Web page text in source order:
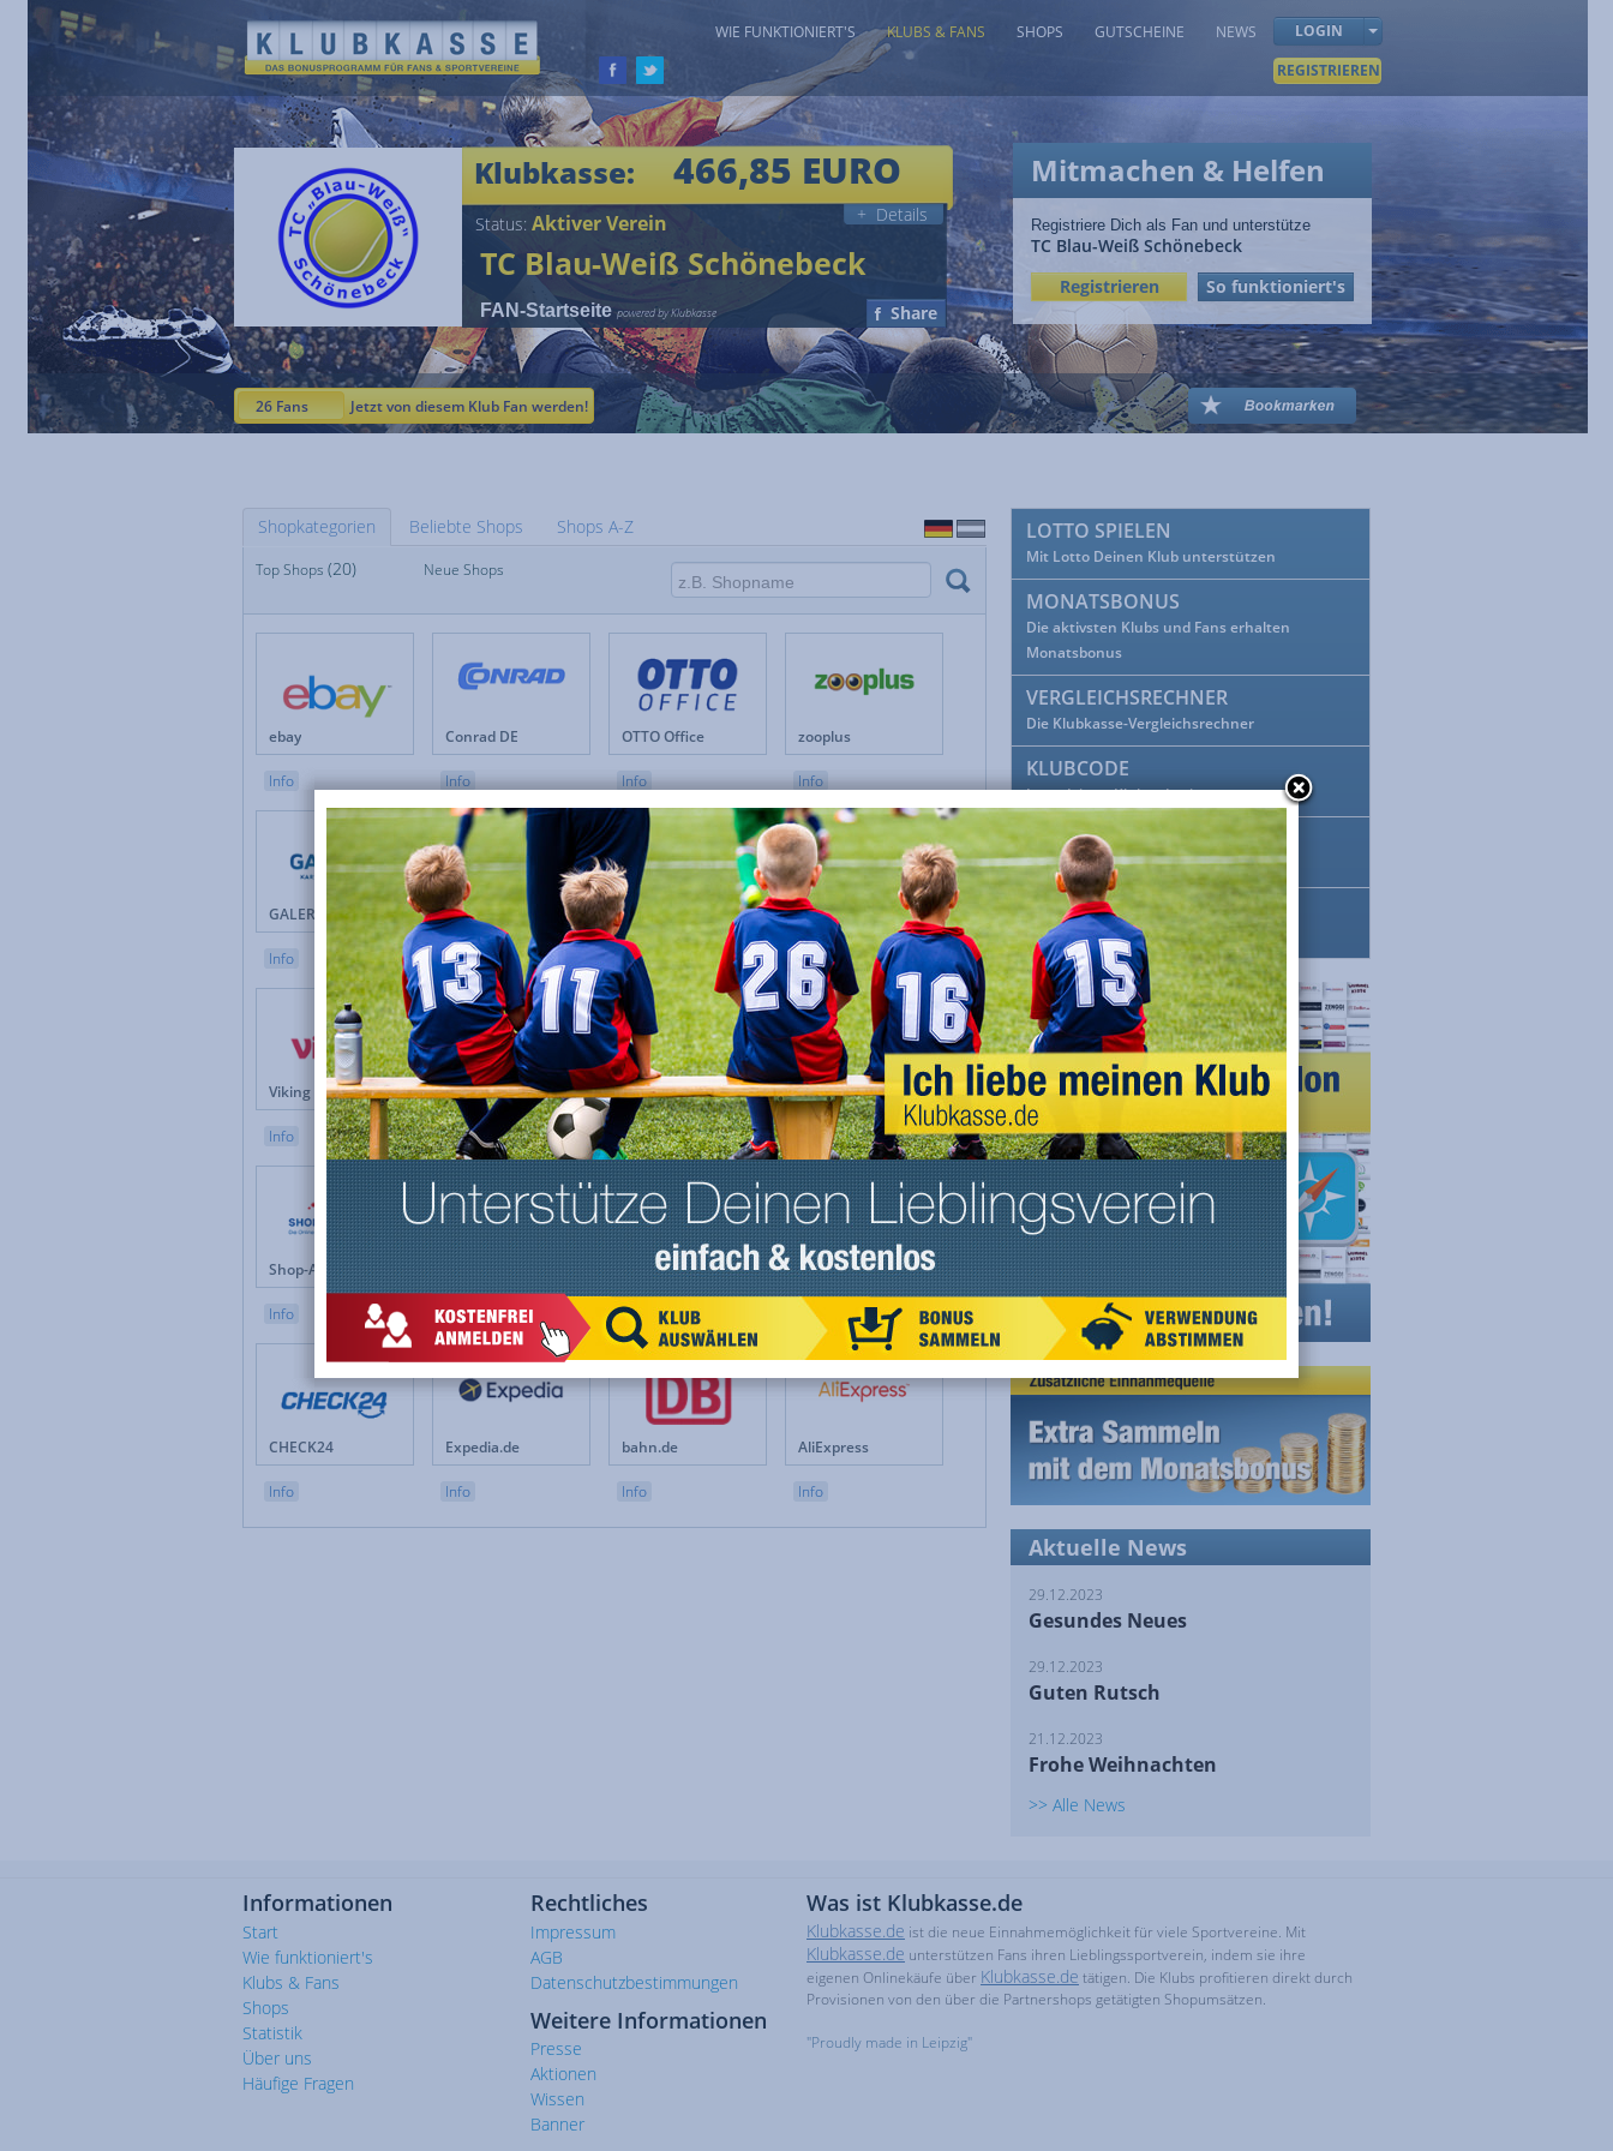
WIE FUNKTIONIERT'S KLUBS & FANS SHOPS GUTSCHEINE NEWS
LOGIN
REGISTRIEREN
Mitmachen & Helfen
Registriere Dich als Fan und unterstütze
TC Blau-Weiß Schönebeck
Registrieren
So funktioniert's
Klubkasse: 466,85 EURO
Status: Aktiver Verein + Details
TC Blau-Weiß Schönebeck
FAN-Startseite powered by Klubkasse Share
26 Fans Jetzt von diesem Klub Fan werden!
Shopkategorien Beliebte Shops
Shops A-Z
Top Shops
Apotheken
Baby & Kinder
Blumen
Brillen & Kontaktlinsen
Bücher & Zeitschriften
Büro & Betrieb
Computer & Software
Drogerie & Pflege
Elektronik & Haushaltgeräte
Energieversorger
Foto
Gesundheit
Haus & Garten
Kunst & Kultur
Lebensmittel
Lotto & Sportwetten
Markenshops
Möbel & Wohnen
Mobilfunk & Telefon
Mode & Accessoires
Musik & Film
Mutter- & Vatertag
Oktoberfest
Reisen & Tickets
Schule & Bildung
Shopping- & Versandhäuser
Sonstiges
Spiele
Sport & Fitness
Tiere
TV & Video
Uhren & Schmuck
Versicherungen & Finanzen
Weihnachten
Top Shops (20) Neue Shops
ebay
Info
Conrad DE
Info
OTTO Office
Info
zooplus
Info
GALERIA
Info Info
Lieferando DE
Info
SATURN
Info
Viking Direkt
Info
MediaMarkt
Info
Teamsportbedarf.de
Info
lidl.de
Info
Shop-Apotheke.com
Info
OBI.de
Info
11teamsports
Info
Groupon
Info
CHECK24
Info
Expedia.de
Info
bahn.de
Info
AliExpress
Info
LOTTO SPIELEN
Mit Lotto Deinen Klub unterstützen
MONATSBONUS
Die aktivsten Klubs und Fans erhalten
Monatsbonus
VERGLEICHSRECHNER
Die Klubkasse-Vergleichsrechner
KLUBCODE
Löse deinen Klubcode ein
FACEBOOK-BUTTON
Facebook mit Klubkasse verlinken
ADD-ON
Keinen Einkauf mehr verpassen!
Aktuelle News
29.12.2023
Gesundes Neues
29.12.2023
Guten Rutsch
21.12.2023
Frohe Weihnachten
>> Alle News
Was ist Klubkasse.de
Klubkasse.de ist die neue Einnahmemöglichkeit für viele Sportvereine. Mit
Klubkasse.de unterstützen Fans ihren Lieblingssportverein, indem sie ihre
eigenen Onlinekäufe über Klubkasse.de tätigen. Die Klubs profitieren direkt durch
Provisionen von den über die Partnershops getätigten Shopumsätzen.
"Proudly made in Leipzig"
Informationen
Start
Wie funktioniert's
Klubs & Fans
Shops
Statistik
Über uns
Häufige Fragen
Rechtliches
Impressum
AGB
Datenschutzbestimmungen
Weitere Informationen
Presse
Aktionen
Wissen
Banner